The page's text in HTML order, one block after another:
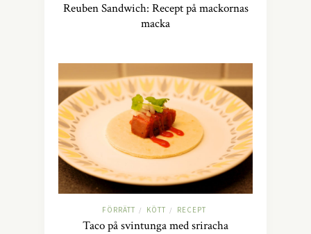
Reuben Sandwich: Recept på mackornas
macka
FÖRRÄTT / KÖTT / RECEPT
Taco på svintunga med sriracha